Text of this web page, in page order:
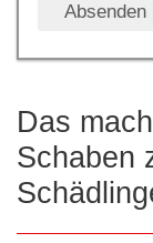
Das
Schaben